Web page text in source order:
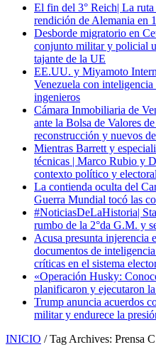
El fin del 3° Reich| La
rendición de Alemania en
Desborde migratorio en
conjunto militar y policial
tajante de la UE
EE.UU. y Miyamoto
Venezuela con
ingenieros
Cámara Inmobiliaria de
ante la Bolsa de Valores
reconstrucción y nuevos
Mientras Barrett y
técnicas | Marco Rubio y
contexto político y
La contienda oculta del
Guerra Mundial tocó las
#NoticiasDeLaHistoria|
rumbo de la 2°da G.M. y
Acusa presunta injerencia
documentos de
críticas en el sistema
«Operación Husky:
planificaron y ejecutaron
Trump anuncia acuerdos
militar y endurece la
INICIO / Tag Archives: Prensa